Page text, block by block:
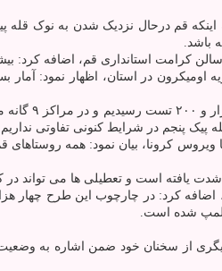
باشد.
کرامت استانداری قم، اضافه کرد:
یافته است و تعطیلی ها می تواند در
از سخنان خود ضمن اشاره به وضعیت